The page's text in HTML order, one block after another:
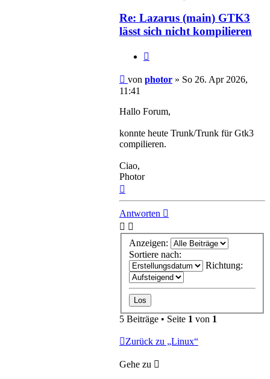
Re: Lazarus (main) GTK3
lässt sich nicht kompilieren
Beitrag
von photor » So 26. Apr 2026,
11:41
Hallo Forum,
konnte heute Trunk/Trunk für Gtk3
compilieren.
Ciao,
Photor
Antworten
Anzeigen:
Sortiere nach:
Richtung:
5 Beiträge • Seite 1 von 1
Zurück zu „Linux“
Gehe zu